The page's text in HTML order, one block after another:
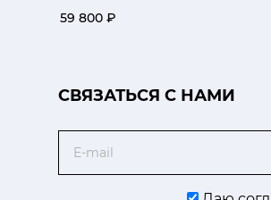
59 800 ₽
CВЯЗАТЬСЯ С НАМИ